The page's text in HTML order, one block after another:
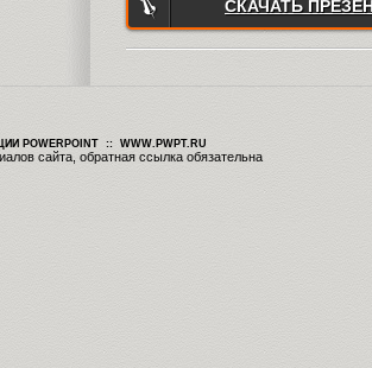
СКАЧАТЬ
POWERPOINT :: WWW.PWPT.RU
сайта, обратная ссылка обязательна